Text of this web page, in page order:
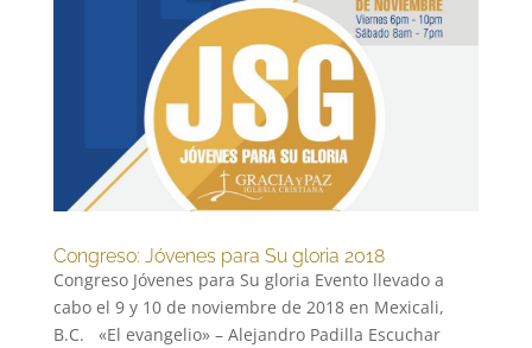
Congreso: Jóvenes para Su gloria 2018
Congreso Jóvenes para Su gloria Evento llevado a
cabo el 9 y 10 de noviembre de 2018 en Mexicali,
B.C. «El evangelio» – Alejandro Padilla Escuchar